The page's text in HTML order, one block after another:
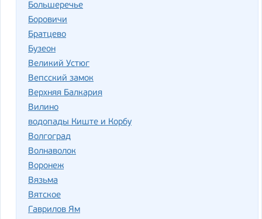
Большеречье
Боровичи
Братцево
Бузеон
Великий Устюг
Вепсский замок
Верхняя Балкария
Вилино
водопады Киште и Корбу
Волгоград
Волнаволок
Воронеж
Вязьма
Вятское
Гаврилов Ям